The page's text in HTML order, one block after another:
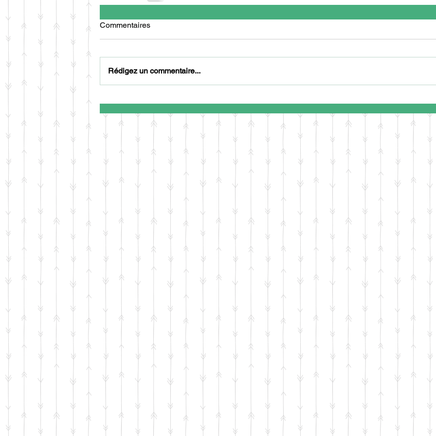
Commentaires
Rédigez un commentaire...